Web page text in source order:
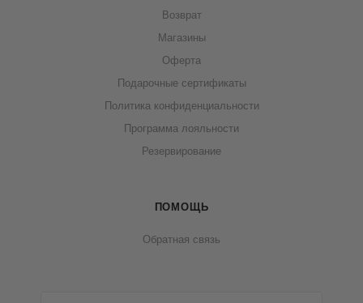
Возврат
Магазины
Оферта
Подарочные сертификаты
Политика конфиденциальности
Программа лояльности
Резервирование
ПОМОЩЬ
Обратная связь